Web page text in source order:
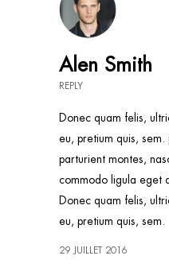
Alen Smith
REPLY
Donec quam felis,
eu, pretium quis,
parturient montes,
commodo ligula eget
Donec quam felis,
eu, pretium quis, sem.
29 JUILLET 2016